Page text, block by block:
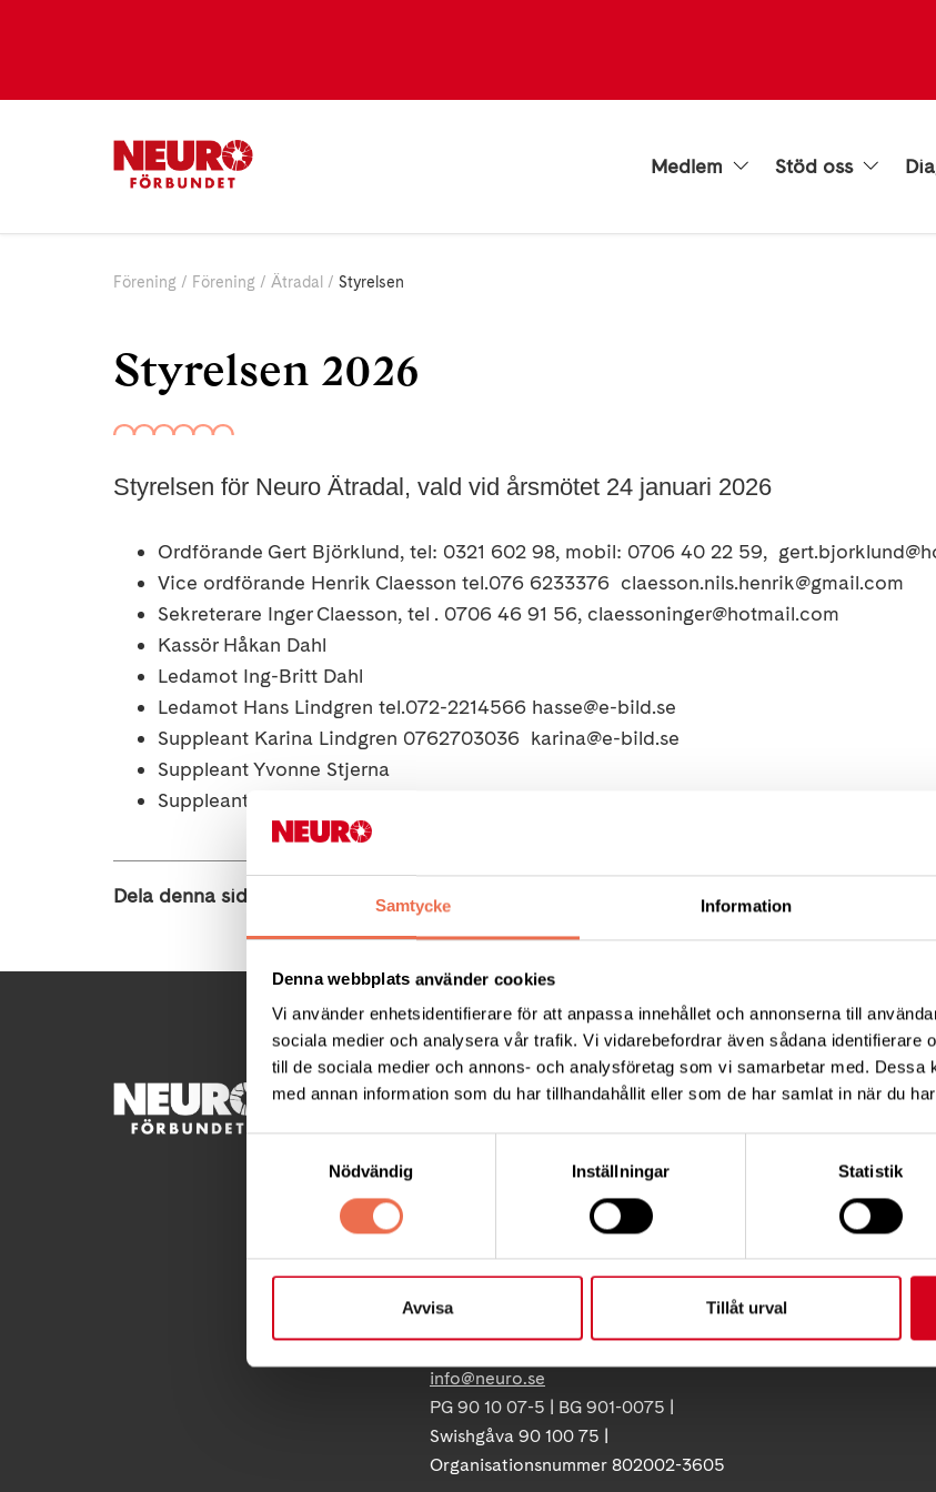
Samtycke Information
Denna webbplats använder cookies
Vi använder enhetsidentifierare för att anpassa innehållet och annonserna till
sociala medier och analysera vår trafik. Vi vidarebefordrar även sådana identifierare
till de sociala medier och annons- och analysföretag som vi samarbetar med. Dessa
med annan information som du har tillhandahållit eller som de har samlat in när du
Nödvändig
Inställningar Statistik
Avvisa Tillåt urval
Medlem Stöd oss
Förening Förening Ätradal Styrelsen
Styrelsen 2026
Styrelsen för Neuro Ätradal, vald vid årsmötet 24 januari 2026
Ordförande Gert Björklund, tel: 0321 602 98, mobil: 0706 40 22 59,
Vice ordförande Henrik Claesson tel.076 6233376 claesson.nils.henrik@gmail.com
Sekreterare Inger Claesson, tel . 0706 46 91 56, claessoninger@hotmail.com
Kassör Håkan Dahl
Ledamot Ing-Britt Dahl
Ledamot Hans Lindgren tel.072-2214566 hasse@e-bild.se
Suppleant Karina Lindgren 0762703036 karina@e-bild.se
Suppleant Yvonne Stjerna
Suppleant Ulrika Larsson
Dela denna sida:
KONTAKT
Ågatan 12 C, 172 62 Sundbyberg
08-677 70 10
Postadress:
171 04 Solna
info@neuro.se
PG 90 10 07-5 | BG 901-0075 |
Swishgåva 90 100 75 |
Organisationsnummer 802002-3605
FÖRDJUPNING
Så tycker vi
Tillgänglighet
Neuroförbundets